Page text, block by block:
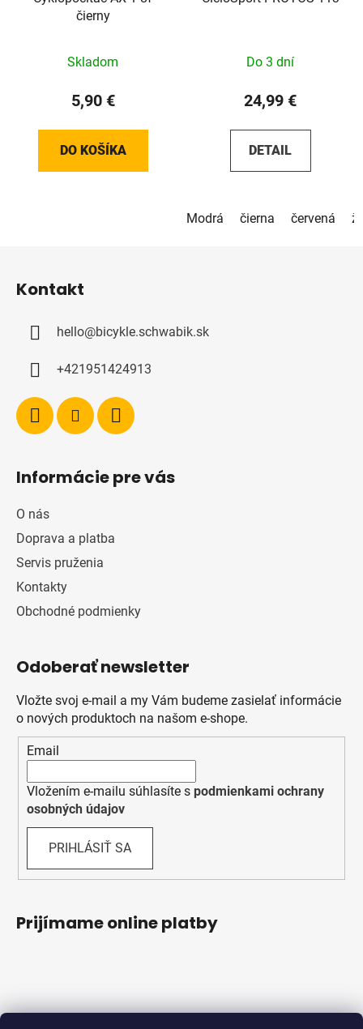
čierny
Skladom
5,90 €
DO KOŠÍKA
Do 3 dní
24,99 €
DETAIL
Modrá čierna červená
Kontakt
hello@bicykle.schwabik.sk
+421951424913
Informácie pre vás
O nás
Doprava a platba
Servis pruženia
Kontakty
Obchodné podmienky
Odoberať newsletter
Vložte svoj e-mail a my Vám budeme zasielať informácie
o nových produktoch na našom e-shope.
Email
Vložením e-mailu súhlasíte s podmienkami ochrany
osobných údajov
PRIHLÁSIŤ SA
Prijímame online platby